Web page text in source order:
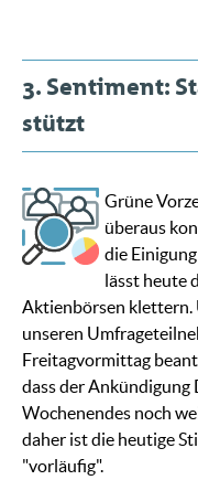
3. Sentiment:
stützt
Grüne
überaus
die
lässt heute
Aktienbörsen klettern.
unseren
Freitagvormittag
dass der Ankündigung
Wochenendes noch
daher ist die heutige
"vorläufig".